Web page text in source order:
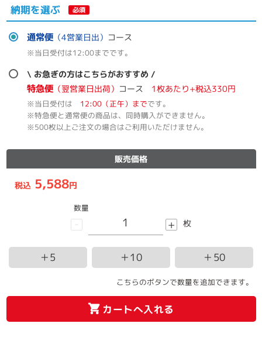
納期を選ぶ 必須
通常便（4営業日出） コース
※当日受付は12:00までです。
\ お急ぎの方はこちらがおすすめ /
特急便（翌営業日出荷） コース 1枚あたり+税込330円
※当日受付は 12:00（正午）までです。
※特急便と通常便の商品は、同時購入ができません。
※500枚以上ご注文の場合はご利用いただけません。
販売価格
税込5,588円
-
数量
+ 枚
＋5 ＋10 ＋50
こちらのボタンで数量を追加できます。
カートへ入れる